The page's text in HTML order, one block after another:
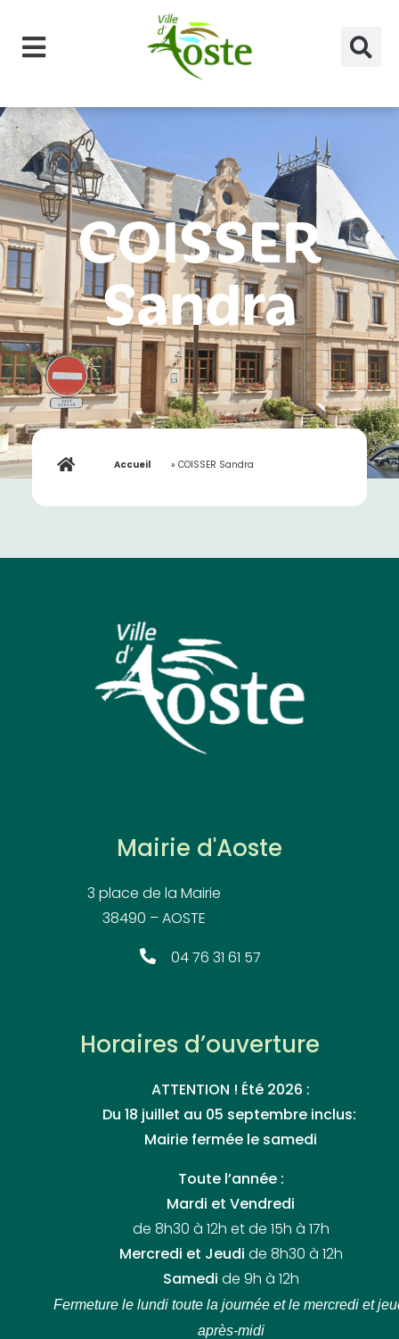
COISSER
Sandra
Accueil »COISSER Sandra
Mairie d'Aoste
3 place de la Mairie
38490 – AOSTE
04 76 31 61 57
Horaires d’ouverture
ATTENTION ! Été 2026 :
Du 18 juillet au 05 septembre inclus:
Mairie fermée le samedi
Toute l’année :
Mardi et Vendredi
de 8h30 à 12h et de 15h à 17h
Mercredi et Jeudi de 8h30 à 12h
Samedi de 9h à 12h
Fermeture le lundi toute la journée et le mercredi et
après-midi